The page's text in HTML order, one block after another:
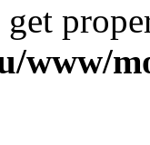
www/